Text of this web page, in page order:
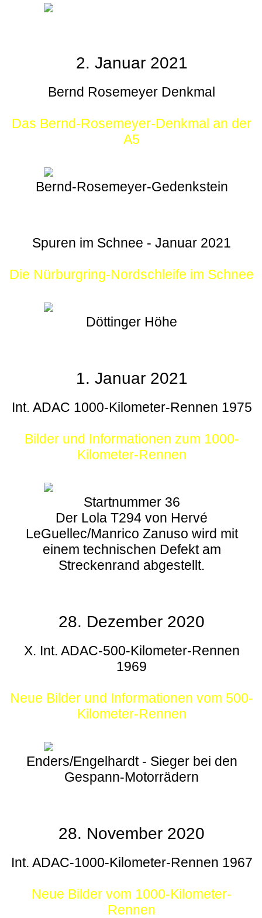
2. Januar 2021
Bernd Rosemeyer Denkmal
Das Bernd-Rosemeyer-Denkmal an der
A5
Bernd-Rosemeyer-Gedenkstein
Spuren im Schnee - Januar 2021
Die Nürburgring-Nordschleife im Schnee
Döttinger Höhe
1. Januar 2021
Int. ADAC 1000-Kilometer-Rennen 1975
Bilder und Informationen zum 1000-
Kilometer-Rennen
Startnummer 36
Der Lola T294 von Hervé
LeGuellec/Manrico Zanuso wird mit
einem technischen Defekt am
Streckenrand abgestellt.
28. Dezember 2020
X. Int. ADAC-500-Kilometer-Rennen
1969
Neue Bilder und Informationen vom 500-
Kilometer-Rennen
Enders/Engelhardt - Sieger bei den
Gespann-Motorrädern
28. November 2020
Int. ADAC-1000-Kilometer-Rennen 1967
Neue Bilder vom 1000-Kilometer-
Rennen